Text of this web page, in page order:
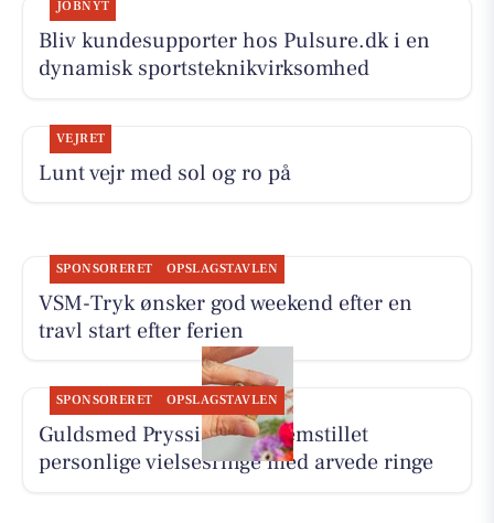
JOBNYT
Bliv kundesupporter hos Pulsure.dk i en
dynamisk sportsteknikvirksomhed
VEJRET
Lunt vejr med sol og ro på
SPONSORERET OPSLAGSTAVLEN
VSM-Tryk ønsker god weekend efter en
travl start efter ferien
SPONSORERET OPSLAGSTAVLEN
Guldsmed Pryssing har fremstillet
personlige vielsesringe med arvede ringe